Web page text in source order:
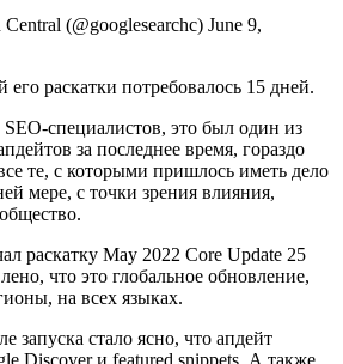
(@googlesearchc) June 9,
раскатки потребовалось 15 дней.
специалистов, это был один из
за последнее время, гораздо
те, с которыми пришлось иметь дело
мере, с точки зрения влияния,
раскатку May 2022 Core Update 25
что это глобальное обновление,
на всех языках.
запуска стало ясно, что апдейт
Discover и featured snippets. А также